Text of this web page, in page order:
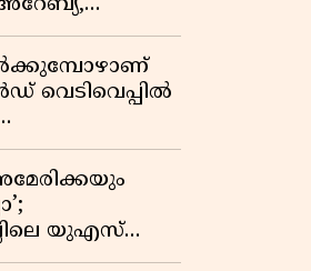
വെടിവെപ്പിൽ
കൊല്ലപ്പെട്ടു,
യുഎസ്
ഇന്ത്യ